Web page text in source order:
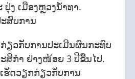
ງ ເມືອງຫຼວງນໍ້າທາ.
ສົບການ
ຽວກັບການປະເມີນຜົນກະທົບ
ສິກຳ ຢ່າງໜ້ອຍ 3 ປີຂື້ນໄປ.
ຮັດວຽກກ່ຽວກັບການ